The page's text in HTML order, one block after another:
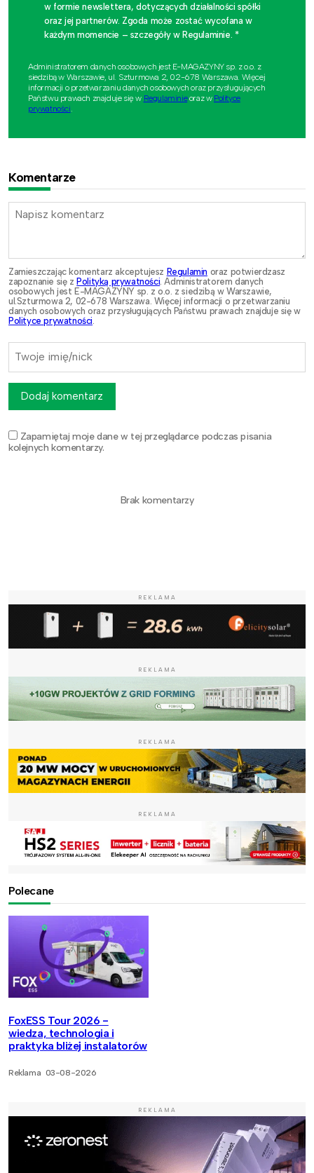
w formie newslettera, dotyczących działalności spółki
oraz jej partnerów. Zgoda może zostać wycofana w
każdym momencie – szczegóły w Regulaminie. *
Administratorem danych osobowych jest E-MAGAZYNY sp. z o.o. z
siedzibą w Warszawie, ul. Szturmowa 2, 02-678 Warszawa. Więcej
informacji o przetwarzaniu danych osobowych oraz przysługujących
Państwu prawach znajduje się w Regulaminieoraz w Polityce
prywatności.
Komentarze
Zamieszczając komentarz akceptujesz Regulamin oraz potwierdzasz
zapoznanie się zPolityką prywatności . Administratorem danych
osobowych jest E-MAGAZYNY sp. z o.o. z siedzibą w Warszawie,
ul.Szturmowa 2, 02-678 Warszawa. Więcej informacji o przetwarzaniu
danych osobowych oraz przysługujących Państwu prawach znajduje się w
Polityce prywatności
Zapamiętaj moje dane w tej przeglądarce podczas pisania
kolejnych komentarzy.
Dodaj komentarz
Brak komentarzy
REKLAMA
REKLAMA
REKLAMA
REKLAMA
Polecane
FoxESS Tour 2026 -
wiedza, technologia i
praktyka bliżej instalatorów
Reklama 03-08-2026
REKLAMA